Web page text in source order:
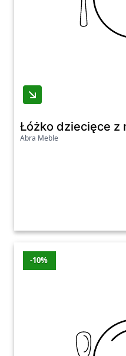
Łóżko dziecięce z
Abra Meble
-10%